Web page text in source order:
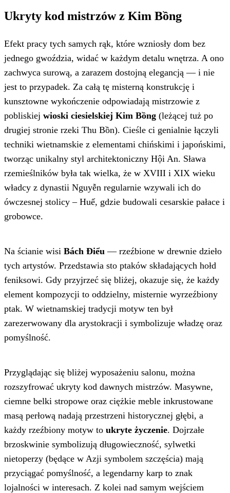
Ukryty kod mistrzów z Kim Bồng
Efekt pracy tych samych rąk, które wzniosły dom bez
jednego gwoździa, widać w każdym detalu wnętrza. A ono
zachwyca surową, a zarazem dostojną elegancją — i nie
jest to przypadek. Za całą tę misterną konstrukcję i
kunsztowne wykończenie odpowiadają mistrzowie z
pobliskiej wioski ciesielskiej Kim Bồng (leżącej tuż po
drugiej stronie rzeki Thu Bồn). Cieśle ci genialnie łączyli
techniki wietnamskie z elementami chińskimi i japońskimi,
tworząc unikalny styl architektoniczny Hội An. Sława
rzemieślników była tak wielka, że w XVIII i XIX wieku
władcy z dynastii Nguyễn regularnie wzywali ich do
ówczesnej stolicy – Huế, gdzie budowali cesarskie pałace i
grobowce.
Na ścianie wisi Bách Điểu — rzeźbione w drewnie dzieło
tych artystów. Przedstawia sto ptaków składających hołd
feniksowi. Gdy przyjrzeć się bliżej, okazuje się, że każdy
element kompozycji to oddzielny, misternie wyrzeźbiony
ptak. W wietnamskiej tradycji motyw ten był
zarezerwowany dla arystokracji i symbolizuje władzę oraz
pomyślność.
Przyglądając się bliżej wyposażeniu salonu, można
rozszyfrować ukryty kod dawnych mistrzów. Masywne,
ciemne belki stropowe oraz ciężkie meble inkrustowane
masą perłową nadają przestrzeni historycznej głębi, a
każdy rzeźbiony motyw to ukryte życzenie. Dojrzałe
brzoskwinie symbolizują długowieczność, sylwetki
nietoperzy (będące w Azji symbolem szczęścia) mają
przyciągać pomyślność, a legendarny karp to znak
lojalności w interesach. Z kolei nad samym wejściem